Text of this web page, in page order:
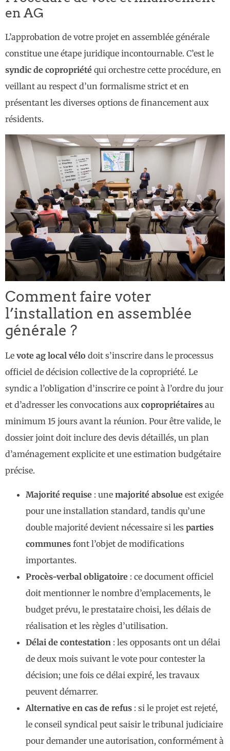
en AG
L’approbation de votre projet en assemblée générale
constitue une étape juridique incontournable. C’est le
syndic de copropriété qui orchestre cette procédure, en
veillant au respect d’un formalisme strict et en
présentant les diverses options de financement aux
résidents.
Comment faire voter
l’installation en assemblée
générale ?
Le vote ag local vélo doit s’inscrire dans le processus
officiel de décision collective de la copropriété. Le
syndic a l’obligation d’inscrire ce point à l’ordre du jour
et d’adresser les convocations aux copropriétaires au
minimum 15 jours avant la réunion. Pour être valide, le
dossier joint doit inclure des devis détaillés, un plan
d’aménagement explicite et une estimation budgétaire
précise.
Majorité requise : une majorité absolue est exigée
pour une installation standard, tandis qu’une
double majorité devient nécessaire si les parties
communes font l’objet de modifications
importantes.
Procès-verbal obligatoire : ce document officiel
doit mentionner le nombre d’emplacements, le
budget prévu, le prestataire choisi, les délais de
réalisation et les règles d’utilisation.
Délai de contestation : les opposants ont un délai
de deux mois suivant le vote pour contester la
décision; une fois ce délai expiré, les travaux
peuvent démarrer.
Alternative en cas de refus : si le projet est rejeté,
le conseil syndical peut saisir le tribunal judiciaire
pour demander une autorisation, conformément à